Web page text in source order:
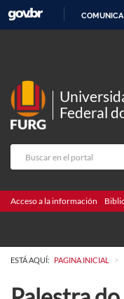
Federal
Acceso a la información
ESTÁ AQUÍ: PAGINA INICIAL >